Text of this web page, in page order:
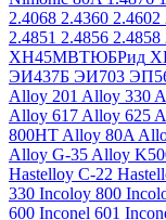
2.4068 2.4360 2.4602
2.4851 2.4856 2.4858
ХН45МВТЮБРид
ЭИ437Б ЭИ703
Alloy 201 Alloy 330
Alloy 617 Alloy 625
800HT Alloy 80A
Alloy G-35 Alloy
Hastelloy C-22
330 Incoloy 800
600 Inconel 601